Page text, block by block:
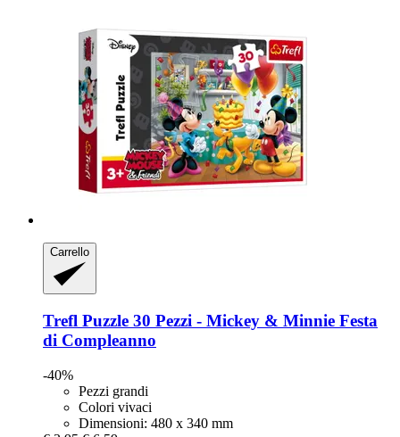
Carrello
Trefl Puzzle 30 Pezzi -​ Mickey & Minnie Festa
di Compleanno
-40%
Pezzi grandi
Colori vivaci
Dimensioni: 480 x 340 mm